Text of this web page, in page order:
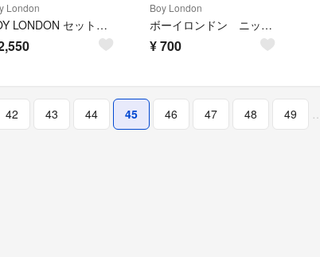
London
BOY LONDON セットアップ。
Boy London
ボーイロンドン ニット帽
¥700
42 43 44 45 46 47 48 49